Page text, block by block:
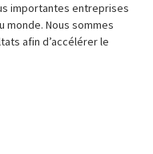
importantes entreprises
monde. Nous sommes
afin d’accélérer le